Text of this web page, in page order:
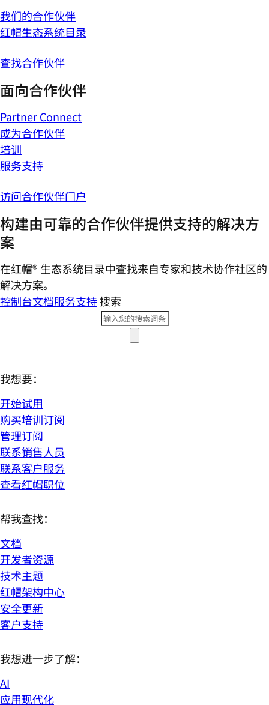
我们的合作伙伴
红帽生态系统目录
查找合作伙伴
面向合作伙伴
Partner Connect
成为合作伙伴
培训
服务支持
访问合作伙伴门户
构建由可靠的合作伙伴提供支持的解决方
案
在红帽® 生态系统目录中查找来自专家和技术协作社区的
解决方案。
控制台文档服务支持搜索
我想要：
开始试用
购买培训订阅
管理订阅
联系销售人员
联系客户服务
查看红帽职位
帮我查找：
文档
开发者资源
技术主题
红帽架构中心
安全更新
客户支持
我想进一步了解：
AI
应用现代化